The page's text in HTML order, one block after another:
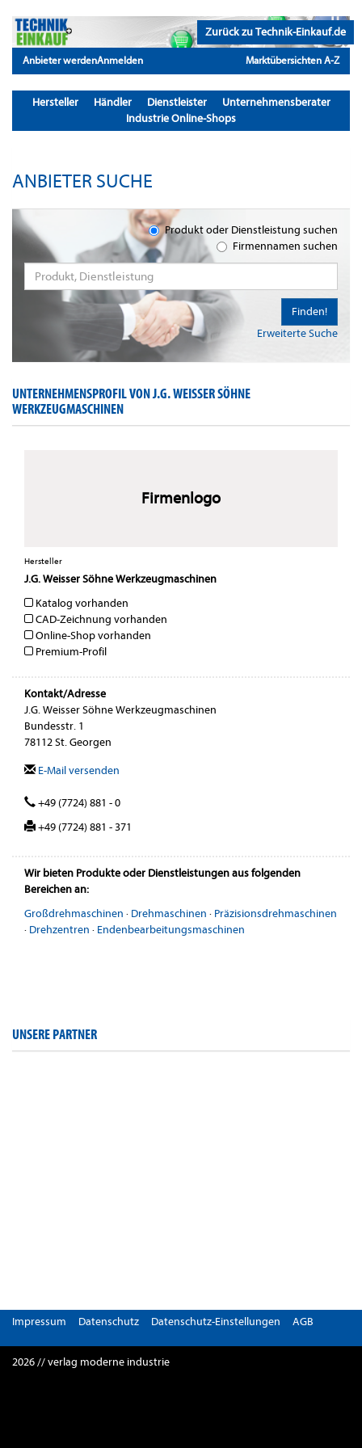
Zurück zu Technik-Einkauf.de
Anbieter werdenAnmelden Marktübersichten A-Z
Hersteller Händler Dienstleister
Unternehmensberater
Industrie Online-Shops
ANBIETER SUCHE
Produkt oder Dienstleistung suchen
Firmennamen suchen
Erweiterte Suche
Finden!
UNTERNEHMENSPROFIL VON J.G. WEISSER SÖHNE
WERKZEUGMASCHINEN
Firmenlogo
Hersteller
J.G. Weisser Söhne Werkzeugmaschinen
Katalog vorhanden
CAD-Zeichnung vorhanden
Online-Shop vorhanden
Premium-Profil
Kontakt/Adresse
J.G. Weisser Söhne Werkzeugmaschinen
Bundesstr. 1
78112 St. Georgen
E-Mail versenden
+49 (7724) 881 - 0
+49 (7724) 881 - 371
Wir bieten Produkte oder Dienstleistungen aus folgenden
Bereichen an:
Großdrehmaschinen · Drehmaschinen · Präzisionsdrehmaschinen
· Drehzentren · Endenbearbeitungsmaschinen
UNSERE PARTNER
Impressum Datenschutz Datenschutz-Einstellungen AGB
2026 // verlag moderne industrie